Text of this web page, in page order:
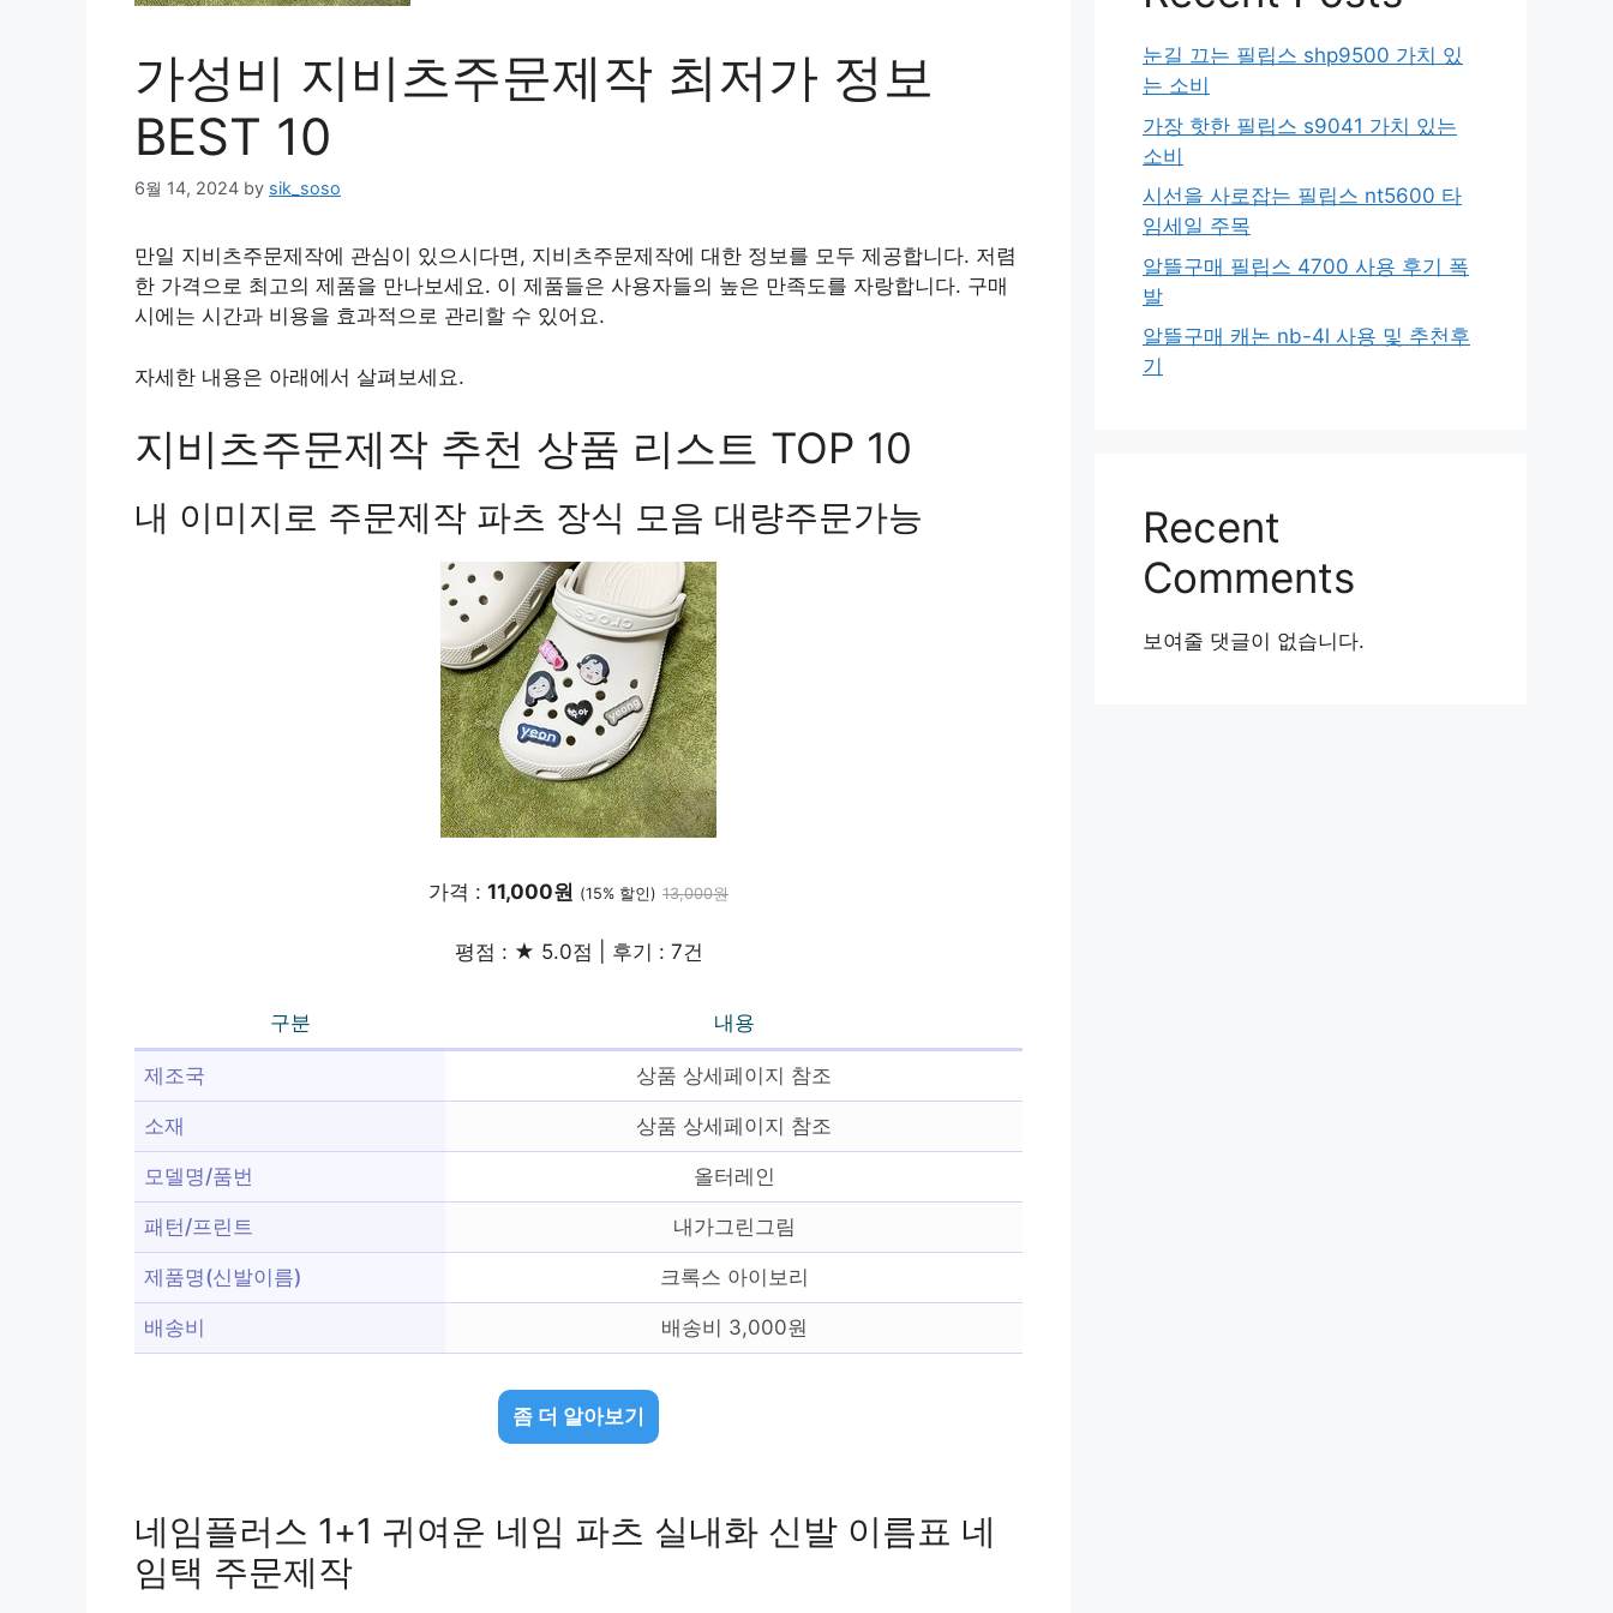
가성비 지비츠주문제작 최저가 정보
BEST 10
6월 14, 2024 by sik_soso
만일 지비츠주문제작에 관심이 있으시다면, 지비츠주문제작에 대한 정보를 모두 제공합니다. 저렴
한 가격으로 최고의 제품을 만나보세요. 이 제품들은 사용자들의 높은 만족도를 자랑합니다. 구매
시에는 시간과 비용을 효과적으로 관리할 수 있어요.
자세한 내용은 아래에서 살펴보세요.
지비츠주문제작 추천 상품 리스트 TOP 10
내 이미지로 주문제작 파츠 장식 모음 대량주문가능
가격 : 11,000원 (15% 할인) 13,000원
평점 : ★ 5.0점 | 후기 : 7건
구분 내용
제조국 상품 상세페이지 참조
소재 상품 상세페이지 참조
모델명/품번 올터레인
패턴/프린트 내가그린그림
제품명(신발이름) 크록스 아이보리
배송비 배송비 3,000원
좀 더 알아보기
네임플러스 1+1 귀여운 네임 파츠 실내화 신발 이름표 네
임택 주문제작
눈길 끄는 필립스 shp9500 가치 있
는 소비
가장 핫한 필립스 s9041 가치 있는
소비
시선을 사로잡는 필립스 nt5600 타
임세일 주목
알뜰구매 필립스 4700 사용 후기 폭
발
알뜰구매 캐논 nb-4l 사용 및 추천후
기
Recent
Comments
보여줄 댓글이 없습니다.